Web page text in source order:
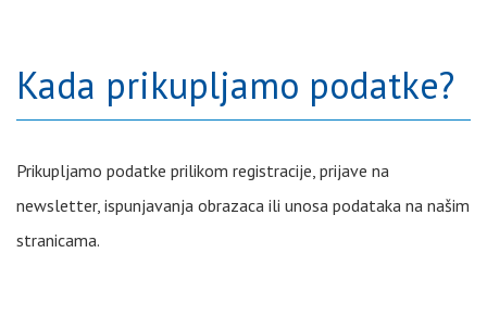
Kada prikupljamo podatke?
Prikupljamo podatke prilikom registracije, prijave na
newsletter, ispunjavanja obrazaca ili unosa podataka na našim
stranicama.